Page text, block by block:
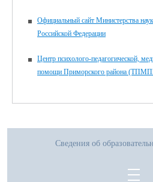
Официальный сайт Министерства
Российской Федерации
Центр психолого-педагогической,
помощи Приморского района
Сведения об